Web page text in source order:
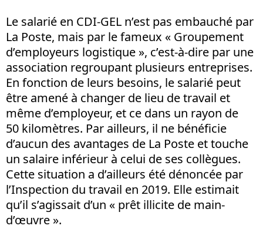
Le salarié en CDI-GEL n’est pas embauché par
La Poste, mais par le fameux « Groupement
d’employeurs logistique », c’est-à-dire par une
association regroupant plusieurs entreprises.
En fonction de leurs besoins, le salarié peut
être amené à changer de lieu de travail et
même d’employeur, et ce dans un rayon de
50 kilomètres. Par ailleurs, il ne bénéficie
d’aucun des avantages de La Poste et touche
un salaire inférieur à celui de ses collègues.
Cette situation a d’ailleurs été dénoncée par
l’Inspection du travail en 2019. Elle estimait
qu’il s’agissait d’un « prêt illicite de main-
d’œuvre ».